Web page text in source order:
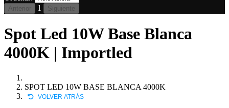
Anterior 1 Siguiente
Spot Led 10W Base Blanca
4000K | Importled
SPOT LED 10W BASE BLANCA 4000K
VOLVER ATRÁS